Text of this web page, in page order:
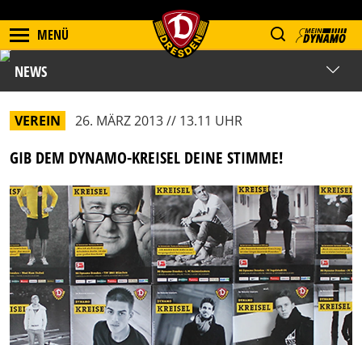
MENÜ
NEWS
VEREIN 26. MÄRZ 2013 // 13.11 UHR
GIB DEM DYNAMO-KREISEL DEINE STIMME!